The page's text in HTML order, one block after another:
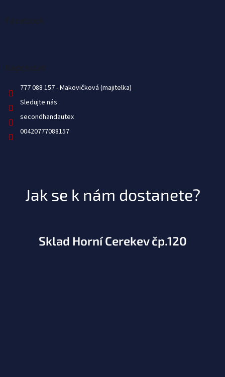
Facebook
Kapcsolat
777 088 157
Sledujte nás
secondhandautex
00420777088157
Jak se k nám dostanete?
Sklad Horní Cerekev čp.120